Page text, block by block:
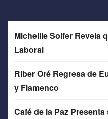
Micheille Soifer Revela
Laboral
Riber Oré Regresa de
y Flamenco
Café de la Paz